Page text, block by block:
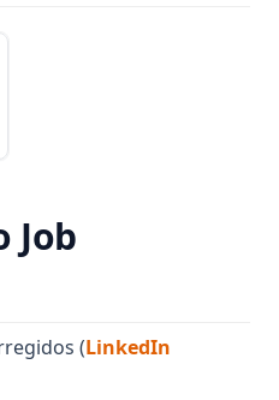
Job
(LinkedIn
in a new tab)